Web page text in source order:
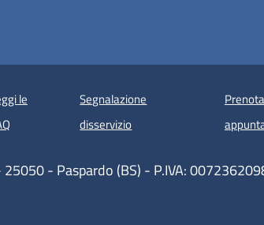
le
Segnalazione
disservizio
- Paspardo (BS) - P.IVA: